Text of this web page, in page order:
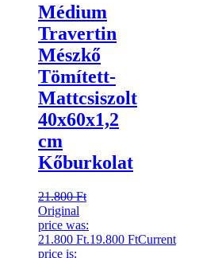
Médium
Travertin
Mészkő
Tömített-
Mattcsiszolt
40x60x1,2
cm
Kőburkolat
21.800Ft
Original
price was:
21.800 Ft.19.800 FtCurrent
price is: